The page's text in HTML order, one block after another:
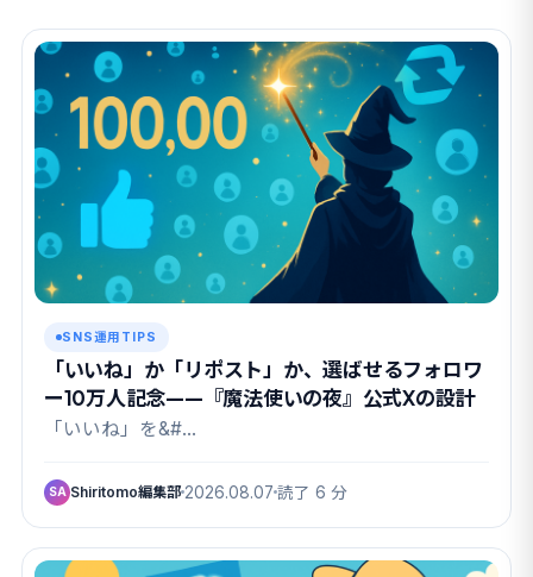
SNS運用TIPS
「いいね」か「リポスト」か、選ばせるフォロワ
ー10万人記念——『魔法使いの夜』公式Xの設計
「いいね」を&#…
SA Shiritomo編集部 2026.08.07 読了 6 分